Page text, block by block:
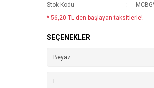
Stok Kodu
* 56,20 TL den başlayan taksitlerle!
SEÇENEKLER